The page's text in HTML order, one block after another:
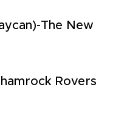
The New
Rovers